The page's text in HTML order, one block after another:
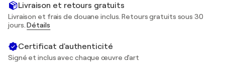
Livraison et retours gratuits
Livraison et frais de douane inclus. Retours gratuits sous 30
jours.Détails
Certificat d'authenticité
Signé et inclus avec chaque œuvre d'art